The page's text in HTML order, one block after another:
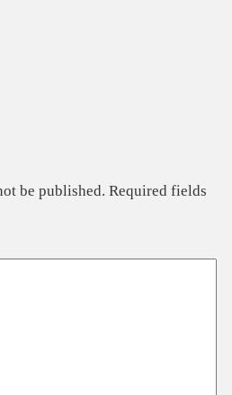
be published. Required fields